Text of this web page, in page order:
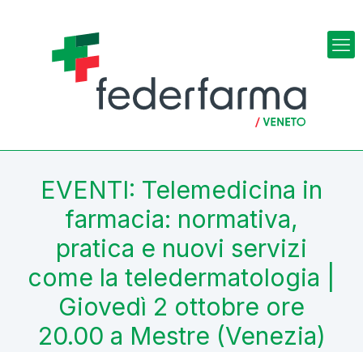
EVENTI: Telemedicina in
farmacia: normativa,
pratica e nuovi servizi
come la teledermatologia |
Giovedì 2 ottobre ore
20.00 a Mestre (Venezia)